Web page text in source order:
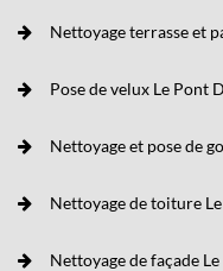
Nettoyage terrasse et
Pose de velux Le Pont
Nettoyage et pose de
Nettoyage de toiture
Nettoyage de façade